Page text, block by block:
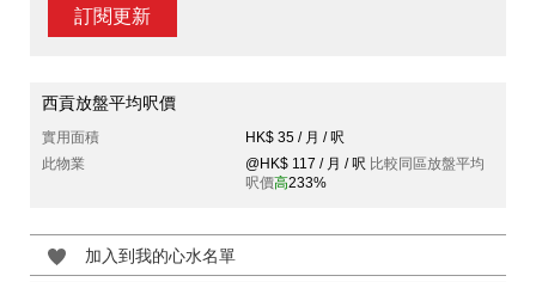
訂閱更新
西貢放盤平均呎價
實用面積
HK$ 35 / 月 / 呎
此物業
@HK$ 117 / 月 / 呎 比較同區放盤平均
呎價高233%
加入到我的心水名單